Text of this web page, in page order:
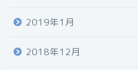
2019年1月
2018年12月